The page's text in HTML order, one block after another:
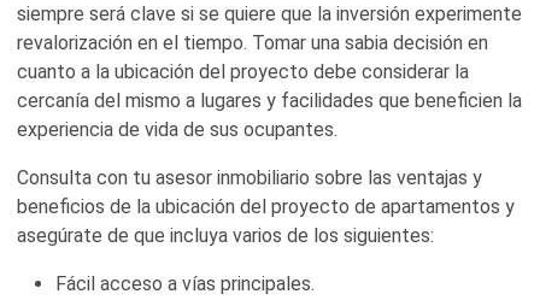
siempre será clave si se quiere que la inversión experimente
revalorización en el tiempo. Tomar una sabia decisión en
cuanto a la ubicación del proyecto debe considerar la
cercanía del mismo a lugares y facilidades que beneficien la
experiencia de vida de sus ocupantes.
Consulta con tu asesor inmobiliario sobre las ventajas y
beneficios de la ubicación del proyecto de apartamentos y
asegúrate de que incluya varios de los siguientes:
Fácil acceso a vías principales.